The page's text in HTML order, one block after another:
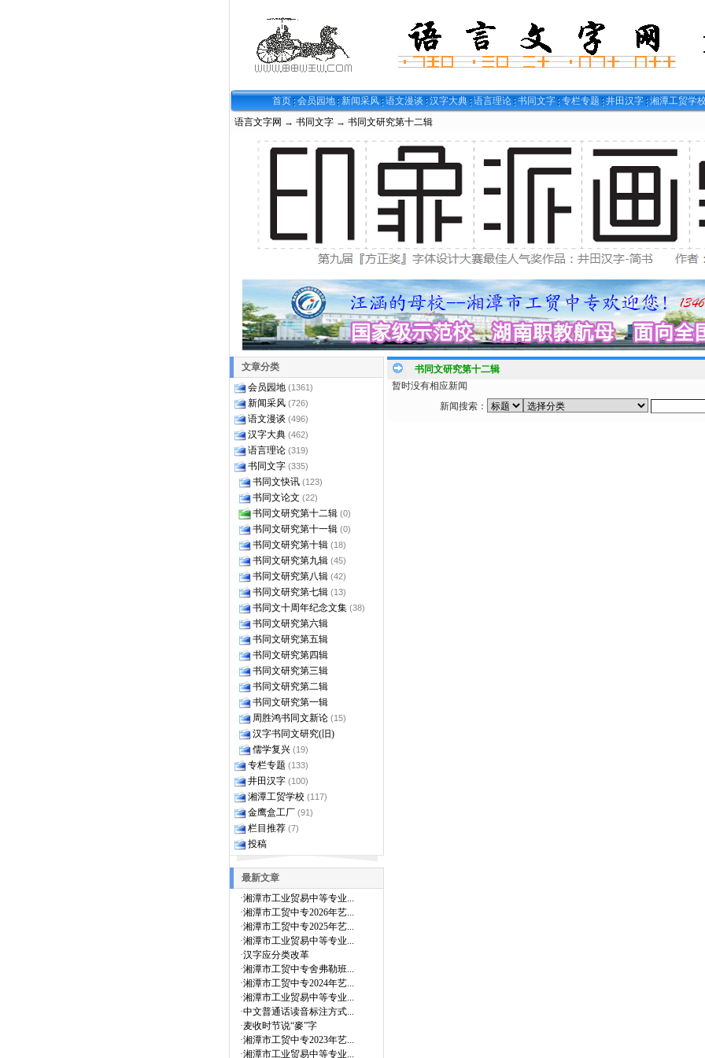
首页 会员园地 新闻采风 语文漫谈 汉字大典 语言理论 书同文字 专栏专题 井田汉字 湘潭工贸学
语言文字网 → 书同文字 → 书同文研究第十二辑
文章分类
会员园地 (1361)
新闻采风 (726)
语文漫谈 (496)
汉字大典 (462)
语言理论 (319)
书同文字 (335)
书同文快讯 (123)
书同文论文 (22)
书同文研究第十二辑 (0)
书同文研究第十一辑 (0)
书同文研究第十辑 (18)
书同文研究第九辑 (45)
书同文研究第八辑 (42)
书同文研究第七辑 (13)
书同文十周年纪念文集 (38)
书同文研究第六辑
书同文研究第五辑
书同文研究第四辑
书同文研究第三辑
书同文研究第二辑
书同文研究第一辑
周胜鸿书同文新论 (15)
汉字书同文研究(旧)
儒学复兴 (19)
专栏专题 (133)
井田汉字 (100)
湘潭工贸学校 (117)
金鹰盒工厂 (91)
栏目推荐 (7)
投稿
最新文章
·湘潭市工业贸易中等专业...
·湘潭市工贸中专2026年艺...
·湘潭市工贸中专2025年艺...
·湘潭市工业贸易中等专业...
·汉字应分类改革
·湘潭市工贸中专舍弗勒班...
·湘潭市工贸中专2024年艺...
·湘潭市工业贸易中等专业...
·中文普通话读音标注方式...
·麦收时节说“麥”字
·湘潭市工贸中专2023年艺...
·湘潭市工业贸易中等专业...
书同文研究第十二辑
暂时没有相应新闻
新闻搜索：